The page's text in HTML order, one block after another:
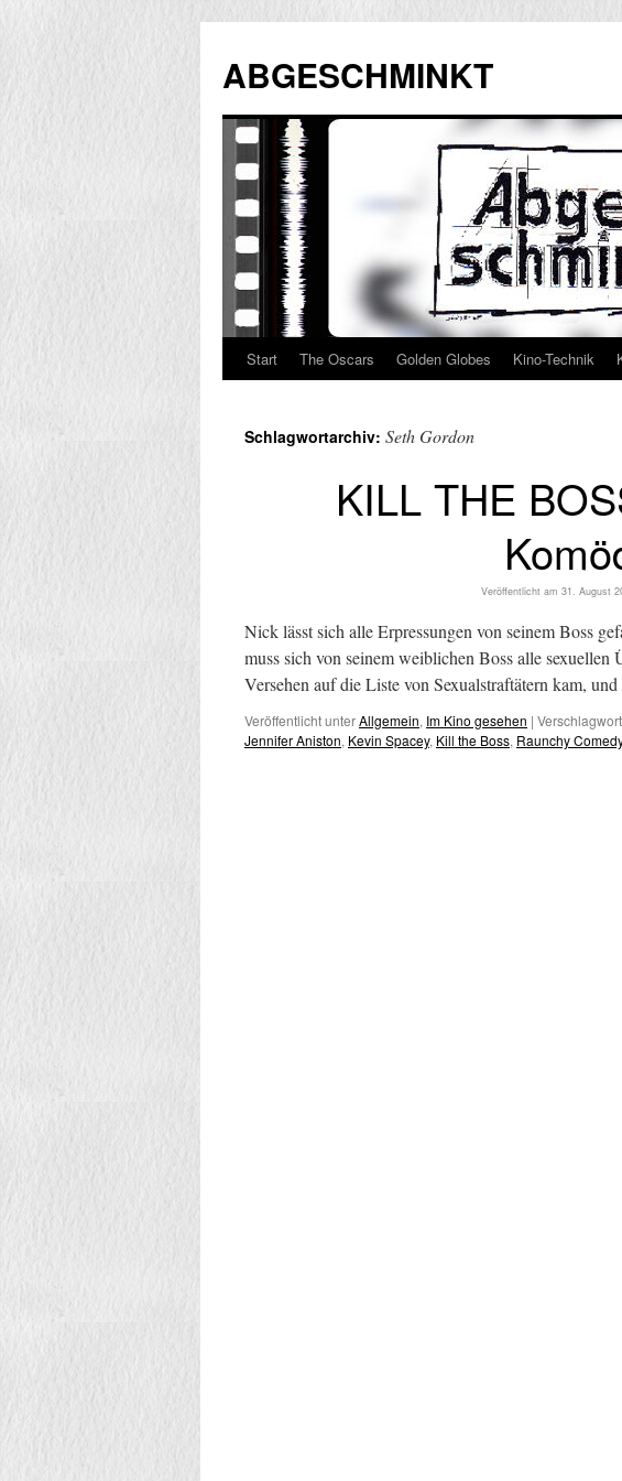
springen
ABGESCHMINKT
Start The Oscars Golden Globes Kino-Technik
Schlagwortarchiv: Seth Gordon
KILL THE
Veröffentlicht am 31. August
Nick lässt sich alle Erpressungen von seinem Boss
muss sich von seinem weiblichen Boss alle
Versehen auf die Liste von Sexualstraftätern kam,
Veröffentlicht unterAllgemein, Im Kino gesehen |
Jennifer Aniston, Kevin Spacey, Kill the Boss, Raunchy Comedy